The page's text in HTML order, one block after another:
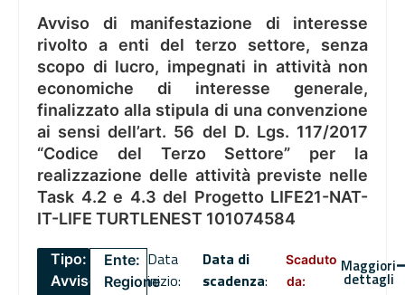
Avviso di manifestazione di interesse
rivolto a enti del terzo settore, senza
scopo di lucro, impegnati in attività non
economiche di interesse generale,
finalizzato alla stipula di una convenzione
ai sensi dell’art. 56 del D. Lgs. 117/2017
“Codice del Terzo Settore” per la
realizzazione delle attività previste nelle
Task 4.2 e 4.3 del Progetto LIFE21-NAT-
IT-LIFE TURTLENEST 101074584
Tipo:
Avviso
Ente:
Regione
Data
inizio:
Data di
scadenza:
Scaduto
da:
Maggiori
dettagli